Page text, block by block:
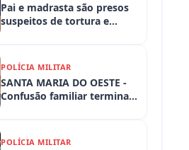
Pai e madrasta são presos
suspeitos de tortura e
POLÍCIA MILITAR
SANTA MARIA DO OESTE -
Confusão familiar termina
armas apreendidas
POLÍCIA MILITAR